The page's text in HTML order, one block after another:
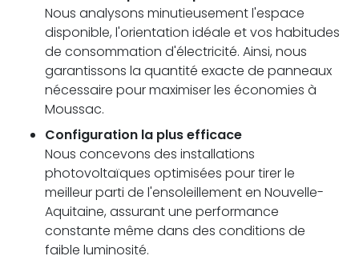
Nous analysons minutieusement l'espace
disponible, l'orientation idéale et vos habitudes
de consommation d'électricité. Ainsi, nous
garantissons la quantité exacte de panneaux
nécessaire pour maximiser les économies à
Moussac.
Configuration la plus efficace
Nous concevons des installations
photovoltaïques optimisées pour tirer le
meilleur parti de l'ensoleillement en Nouvelle-
Aquitaine, assurant une performance
constante même dans des conditions de
faible luminosité.